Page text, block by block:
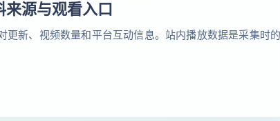
来源与观看入口
更新、视频数量和平台互动信息。站内播放数据是采集时的